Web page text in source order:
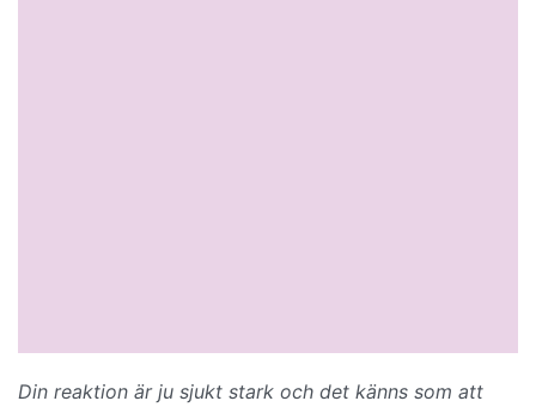
Din reaktion är ju sjukt stark och det känns som att